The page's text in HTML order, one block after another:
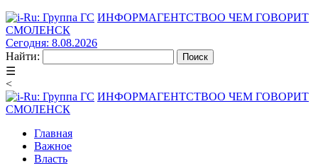
ИНФОРМАГЕНТСТВОО ЧЕМ ГОВОРИТ
СМОЛЕНСК
Сегодня: 8.08.2026
Найти:
☰
<
ИНФОРМАГЕНТСТВОО ЧЕМ ГОВОРИТ
СМОЛЕНСК
Главная
Важное
Власть